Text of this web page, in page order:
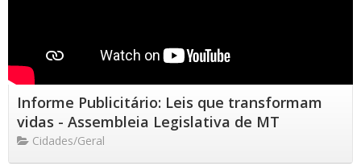
Informe Publicitário: Leis que transformam
vidas - Assembleia Legislativa de MT
Cidades/Geral